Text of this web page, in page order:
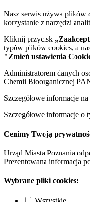
Nasz serwis używa plików
korzystanie z narzędzi
Kliknij przycisk
typów plików cookies, a
"Zmień ustawienia
Administratorem danych
Chemii Bioorganicznej
Szczegółowe informacje
Szczegółowe informacje o
Cenimy Twoją
Urząd Miasta Poznania
Prezentowana informacja
Wybrane pliki cookies: